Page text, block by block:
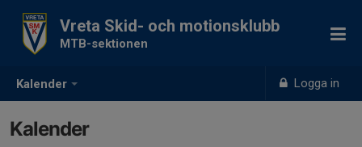
Kalender Logga in
Vreta Skid- och motionsklubb
MTB-sektionen
Kalender